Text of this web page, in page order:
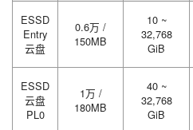
ESSD
Entry
云盘
0.6万 /
150MB
10 ~
32,768
GiB
ESSD
云盘
PL0
1万 /
180MB
40 ~
32,768
GiB